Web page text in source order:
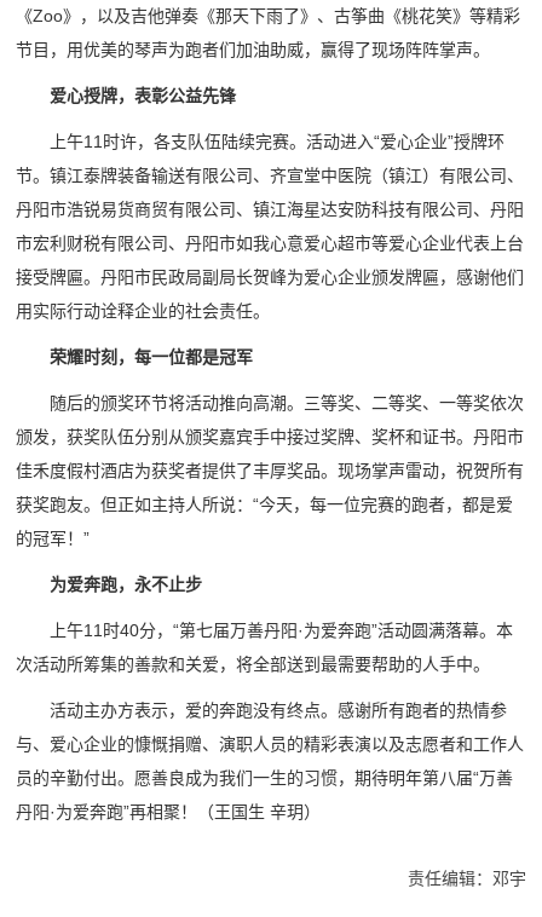
《Zoo》，以及吉他弹奏《那天下雨了》、古筝曲《桃花笑》等精彩
节目，用优美的琴声为跑者们加油助威，赢得了现场阵阵掌声。
爱心授牌，表彰公益先锋
上午11时许，各支队伍陆续完赛。活动进入“爱心企业”授牌环
节。镇江泰牌装备输送有限公司、齐宣堂中医院（镇江）有限公司、
丹阳市浩锐易货商贸有限公司、镇江海星达安防科技有限公司、丹阳
市宏利财税有限公司、丹阳市如我心意爱心超市等爱心企业代表上台
接受牌匾。丹阳市民政局副局长贺峰为爱心企业颁发牌匾，感谢他们
用实际行动诠释企业的社会责任。
荣耀时刻，每一位都是冠军
随后的颁奖环节将活动推向高潮。三等奖、二等奖、一等奖依次
颁发，获奖队伍分别从颁奖嘉宾手中接过奖牌、奖杯和证书。丹阳市
佳禾度假村酒店为获奖者提供了丰厚奖品。现场掌声雷动，祝贺所有
获奖跑友。但正如主持人所说：“今天，每一位完赛的跑者，都是爱
的冠军！”
为爱奔跑，永不止步
上午11时40分，“第七届万善丹阳·为爱奔跑”活动圆满落幕。本
次活动所筹集的善款和关爱，将全部送到最需要帮助的人手中。
活动主办方表示，爱的奔跑没有终点。感谢所有跑者的热情参
与、爱心企业的慷慨捐赠、演职人员的精彩表演以及志愿者和工作人
员的辛勤付出。愿善良成为我们一生的习惯，期待明年第八届“万善
丹阳·为爱奔跑”再相聚！
（王国生 辛玥）
责任编辑：邓宇